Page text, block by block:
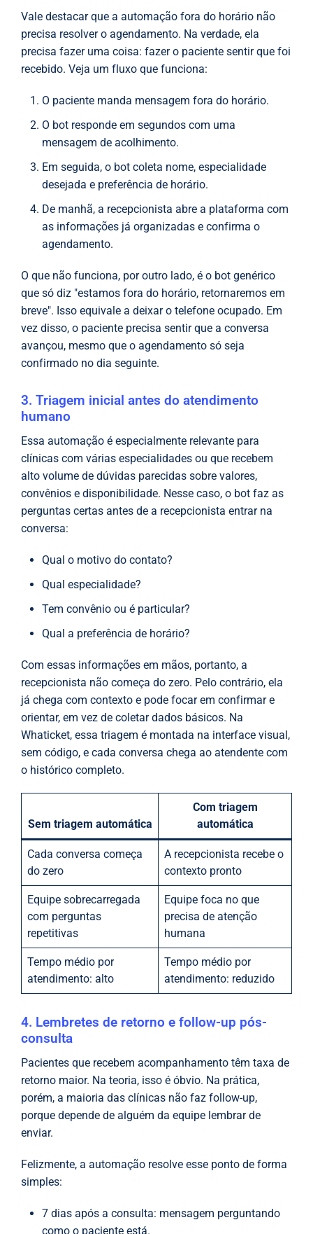
Vale destacar que a automação fora do horário não
precisa resolver o agendamento. Na verdade, ela
precisa fazer uma coisa: fazer o paciente sentir que foi
recebido. Veja um fluxo que funciona:
O paciente manda mensagem fora do horário.
O bot responde em segundos com uma
mensagem de acolhimento.
Em seguida, o bot coleta nome, especialidade
desejada e preferência de horário.
De manhã, a recepcionista abre a plataforma com
as informações já organizadas e confirma o
agendamento.
O que não funciona, por outro lado, é o bot genérico
que só diz "estamos fora do horário, retornaremos em
breve". Isso equivale a deixar o telefone ocupado. Em
vez disso, o paciente precisa sentir que a conversa
avançou, mesmo que o agendamento só seja
confirmado no dia seguinte.
3. Triagem inicial antes do atendimento
humano
Essa automação é especialmente relevante para
clínicas com várias especialidades ou que recebem
alto volume de dúvidas parecidas sobre valores,
convênios e disponibilidade. Nesse caso, o bot faz as
perguntas certas antes de a recepcionista entrar na
conversa:
Qual o motivo do contato?
Qual especialidade?
Tem convênio ou é particular?
Qual a preferência de horário?
Com essas informações em mãos, portanto, a
recepcionista não começa do zero. Pelo contrário, ela
já chega com contexto e pode focar em confirmar e
orientar, em vez de coletar dados básicos. Na
Whaticket, essa triagem é montada na interface visual,
sem código, e cada conversa chega ao atendente com
o histórico completo.
Sem triagem automática
Com triagem
automática
Cada conversa começa
do zero
A recepcionista recebe o
contexto pronto
Equipe sobrecarregada
com perguntas
repetitivas
Equipe foca no que
precisa de atenção
humana
Tempo médio por
atendimento: alto
Tempo médio por
atendimento: reduzido
4. Lembretes de retorno e follow-up pós-
consulta
Pacientes que recebem acompanhamento têm taxa de
retorno maior. Na teoria, isso é óbvio. Na prática,
porém, a maioria das clínicas não faz follow-up,
porque depende de alguém da equipe lembrar de
enviar.
Felizmente, a automação resolve esse ponto de forma
simples:
7 dias após a consulta: mensagem perguntando
como o paciente está.